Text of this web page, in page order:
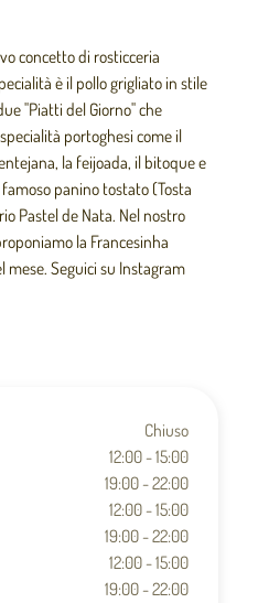
concetto di rosticceria
è il pollo grigliato in stile
"Piatti del Giorno" che
portoghesi come il
la feijoada, il bitoque e
panino tostato (Tosta
Pastel de Nata. Nel nostro
la Francesinha
Seguici su Instagram
Chiuso
12:00 - 15:00
19:00 - 22:00
12:00 - 15:00
19:00 - 22:00
12:00 - 15:00
19:00 - 22:00